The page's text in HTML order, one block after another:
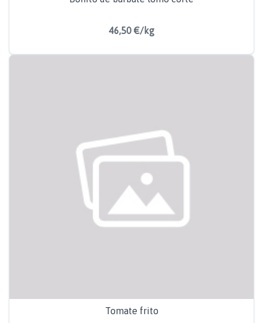
46,50 €/kg
Tomate frito